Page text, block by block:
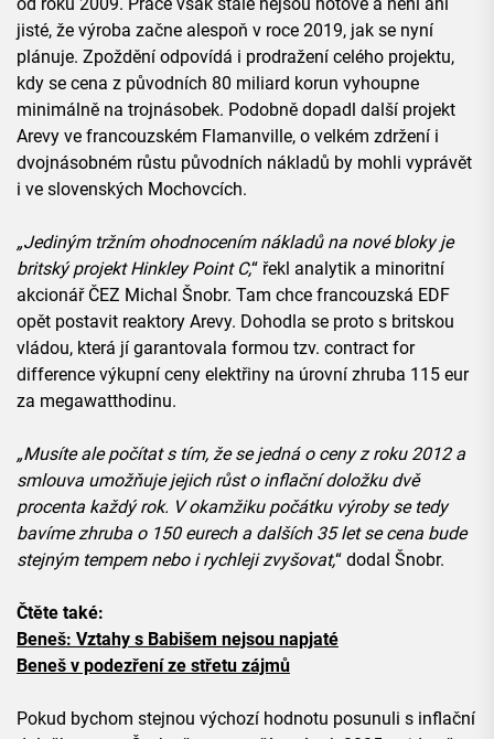
od roku 2009. Práce však stále nejsou hotové a není ani
jisté, že výroba začne alespoň v roce 2019, jak se nyní
plánuje. Zpoždění odpovídá i prodražení celého projektu,
kdy se cena z původních 80 miliard korun vyhoupne
minimálně na trojnásobek. Podobně dopadl další projekt
Arevy ve francouzském Flamanville, o velkém zdržení i
dvojnásobném růstu původních nákladů by mohli vyprávět
i ve slovenských Mochovcích.
„Jediným tržním ohodnocením nákladů na nové bloky je
britský projekt Hinkley Point C,“ řekl analytik a minoritní
akcionář ČEZ Michal Šnobr. Tam chce francouzská EDF
opět postavit reaktory Arevy. Dohodla se proto s britskou
vládou, která jí garantovala formou tzv. contract for
difference výkupní ceny elektřiny na úrovní zhruba 115 eur
za megawatthodinu.
„Musíte ale počítat s tím, že se jedná o ceny z roku 2012 a
smlouva umožňuje jejich růst o inflační doložku dvě
procenta každý rok. V okamžiku počátku výroby se tedy
bavíme zhruba o 150 eurech a dalších 35 let se cena bude
stejným tempem nebo i rychleji zvyšovat,“ dodal Šnobr.
Čtěte také:
Beneš: Vztahy s Babišem nejsou napjaté
Beneš v podezření ze střetu zájmů
Pokud bychom stejnou výchozí hodnotu posunuli s inflační